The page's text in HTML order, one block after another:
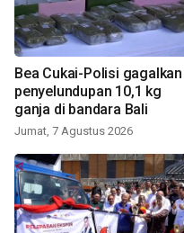
Bea Cukai-Polisi gagalkan
penyelundupan 10,1 kg
ganja di bandara Bali
Jumat, 7 Agustus 2026